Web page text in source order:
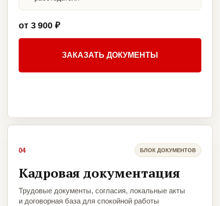
от 3 900 ₽
ЗАКАЗАТЬ ДОКУМЕНТЫ
04 БЛОК ДОКУМЕНТОВ
Кадровая документация
Трудовые документы, согласия, локальные акты
и договорная база для спокойной работы